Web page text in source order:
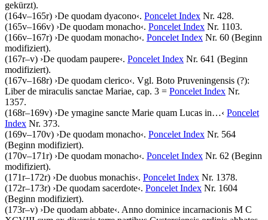
gekürzt).
(164v–165r) ›De quodam dyacono‹. Poncelet Index Nr. 428.
(165v–166v) ›De quodam monacho‹. Poncelet Index Nr. 1103.
(166v–167r) ›De quodam monacho‹. Poncelet Index Nr. 60 (Beginn
modifiziert).
(167r–v) ›De quodam paupere‹. Poncelet Index Nr. 641 (Beginn
modifiziert).
(167v–168r) ›De quodam clerico‹. Vgl. Boto Pruveningensis (?):
Liber de miraculis sanctae Mariae, cap. 3 = Poncelet Index Nr.
1357.
(168r–169v) ›De ymagine sancte Marie quam Lucas in…‹ Poncelet
Index Nr. 373.
(169v–170v) ›De quodam monacho‹. Poncelet Index Nr. 564
(Beginn modifiziert).
(170v–171r) ›De quodam monacho‹. Poncelet Index Nr. 62 (Beginn
modifiziert).
(171r–172r) ›De duobus monachis‹. Poncelet Index Nr. 1378.
(172r–173r) ›De quodam sacerdote‹. Poncelet Index Nr. 1604
(Beginn modifiziert).
(173r–v) ›De quodam abbate‹. Anno dominice incarnacionis M C